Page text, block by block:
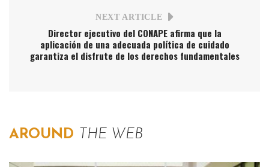
NEXT ARTICLE
Director ejecutivo del CONAPE afirma que la
aplicación de una adecuada política de cuidado
garantiza el disfrute de los derechos fundamentales
AROUND THE WEB